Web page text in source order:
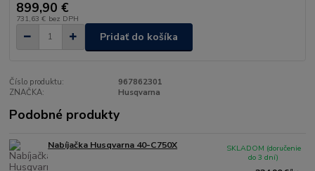
899,90 €
731,63 € bez DPH
Pridať do košíka
Číslo produktu:
967862301
ZNAČKA:
Husqvarna
Podobné produkty
Nabíjačka Husqvarna 40-C750X
SKLADOM (doručenie
do 3 dní)